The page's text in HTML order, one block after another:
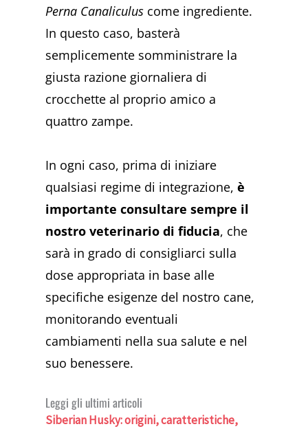
Perna Canaliculus come ingrediente.
In questo caso, basterà
semplicemente somministrare la
giusta razione giornaliera di
crocchette al proprio amico a
quattro zampe.
In ogni caso, prima di iniziare
qualsiasi regime di integrazione,è
importante consultare sempre il
nostro veterinario di fiducia, che
sarà in grado di consigliarci sulla
dose appropriata in base alle
specifiche esigenze del nostro cane,
monitorando eventuali
cambiamenti nella sua salute e nel
suo benessere.
Leggi gli ultimi articoli
Siberian Husky: origini, caratteristiche,